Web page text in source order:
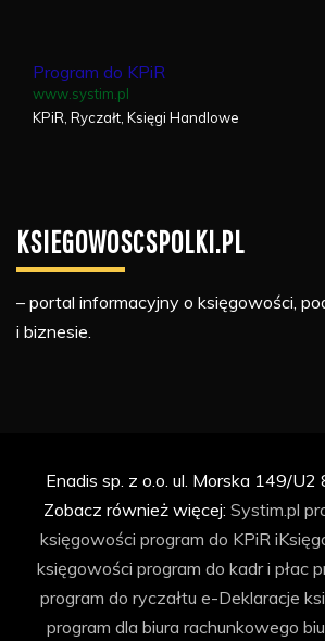
Program do KPiR
www.systim.pl
KPiR, Ryczałt, Księgi Handlowe
KSIEGOWOSCSPOLKI.PL
– portal informacyjny o księgowości,
i biznesie.
Enadis sp. z o.o. ul. Morska 149/
Zobacz również więcej: Systim.pl
księgowości program do KPiR
księgowości program do kadr i płac
program do ryczałtu e-Deklaracje
program dla biura rachunkowego